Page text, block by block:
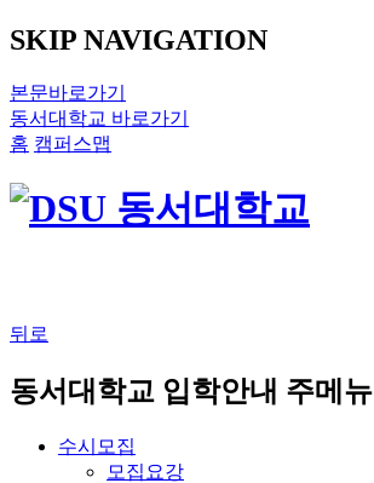
SKIP NAVIGATION
본문바로가기
동서대학교 바로가기
홈 캠퍼스맵
뒤로
동서대학교 입학안내 주메뉴
수시모집
모집요강